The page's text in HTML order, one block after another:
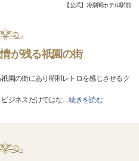
【公式】冷泉閣ホテル駅前
が残る祇園の街
園の街にあり昭和レトロを感じさせるク
ジネスだけではな…続きを読む